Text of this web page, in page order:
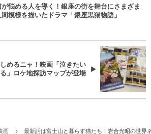
が悩める人を導く！銀座の街を舞台にさまざま
模様を描いたドラマ「銀座黒猫物語」
めるニャ！映画「泣きたい
」ロケ地探訪マップが登場
画 最新話は富士山と暮らす猫たち！岩合光昭の世界